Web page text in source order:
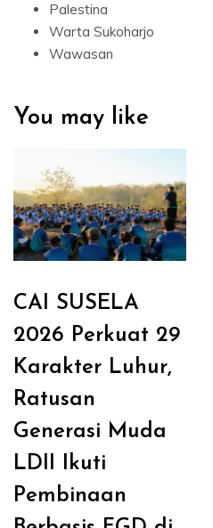
Palestina
Warta Sukoharjo
Wawasan
You may like
CAI SUSELA
2026 Perkuat 29
Karakter Luhur,
Ratusan
Generasi Muda
LDII Ikuti
Pembinaan